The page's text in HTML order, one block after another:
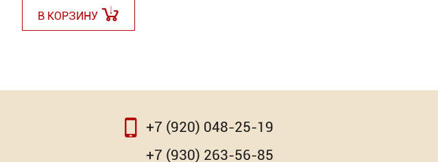
В КОРЗИНУ
+7 (920) 048-25-19
+7 (930) 263-56-85